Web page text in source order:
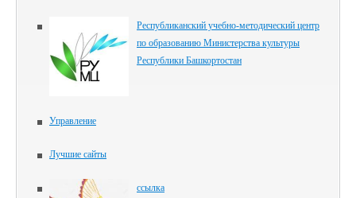
Республиканский учебно-методический центр
по образованию Министерства культуры
Республики Башкортостан
Управление
Лучшие сайты
ссылка